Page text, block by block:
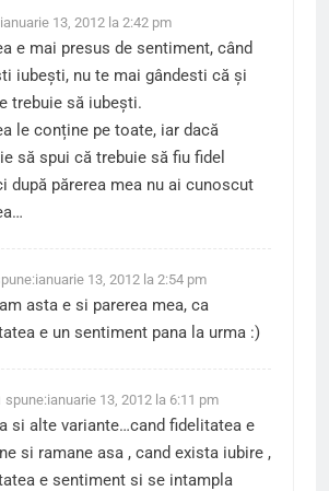
ianuarie 13, 2012 la 2:42 pm
e mai presus de sentiment, când
iubești, nu te mai gândesti că și
trebuie să iubești.
le conține pe toate, iar dacă
să spui că trebuie să fiu fidel
după părerea mea nu ai cunoscut
ianuarie 13, 2012 la 2:54 pm
asta e si parerea mea, ca
e un sentiment pana la urma :)
spune:ianuarie 13, 2012 la 6:11 pm
si alte variante…cand fidelitatea e
si ramane asa , cand exista iubire ,
e sentiment si se intampla